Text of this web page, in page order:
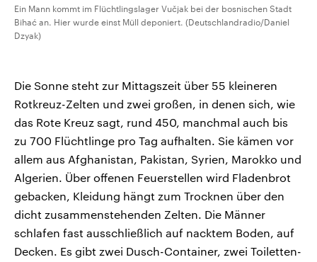
Ein Mann kommt im Flüchtlingslager Vučjak bei der bosnischen Stadt
Bihać an. Hier wurde einst Müll deponiert. (Deutschlandradio/Daniel
Dzyak)
Die Sonne steht zur Mittagszeit über 55 kleineren
Rotkreuz-Zelten und zwei großen, in denen sich, wie
das Rote Kreuz sagt, rund 450, manchmal auch bis
zu 700 Flüchtlinge pro Tag aufhalten. Sie kämen vor
allem aus Afghanistan, Pakistan, Syrien, Marokko und
Algerien. Über offenen Feuerstellen wird Fladenbrot
gebacken, Kleidung hängt zum Trocknen über den
dicht zusammenstehenden Zelten. Die Männer
schlafen fast ausschließlich auf nacktem Boden, auf
Decken. Es gibt zwei Dusch-Container, zwei Toiletten-